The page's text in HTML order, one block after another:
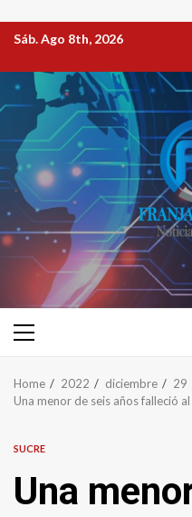
Sáb. Ago 8th, 2026
Home 2022 diciembre
29
Una menor de seis años falleció
SUCRE
Una